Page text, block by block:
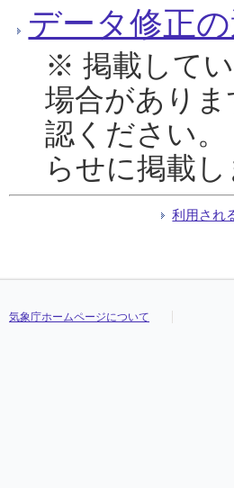
データ修正
※ 掲載して
場合があり
認ください
らせに掲載し
利用され
気象庁ホームページについて